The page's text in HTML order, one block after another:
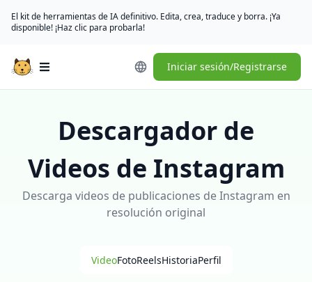
El kit de herramientas de IA definitivo. Edita, crea, traduce y borra. ¡Ya
disponible! ¡Haz clic para probarla!
Open main menu Iniciar sesión/Registrarse
Descargador de
Videos de Instagram
Descarga videos de publicaciones de Instagram en
resolución original
VideoFotoReelsHistoriaPerfil